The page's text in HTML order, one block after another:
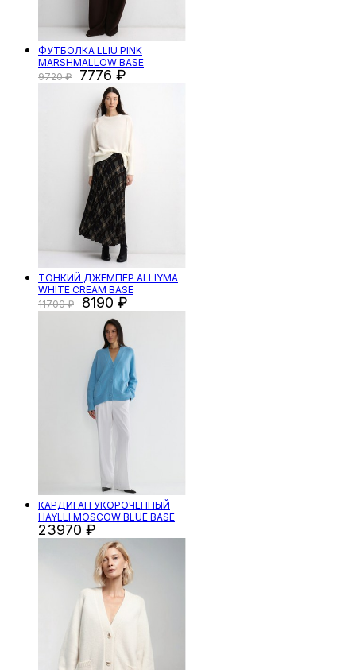
ФУТБОЛКА LLIU PINK
MARSHMALLOW BASE
9720
7776
ТОНКИЙ ДЖЕМПЕР ALLIYMA
WHITE CREAM BASE
11700
8190
КАРДИГАН УКОРОЧЕННЫЙ
HAYLLI MOSCOW BLUE BASE
23970